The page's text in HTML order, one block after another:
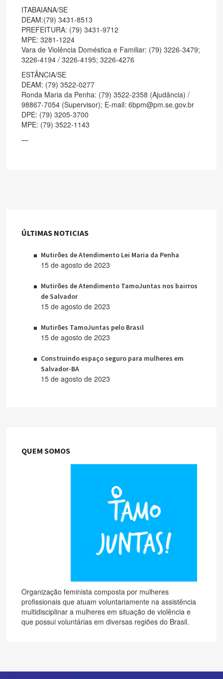
ITABAIANA/SE
DEAM:(79) 3431-8513
PREFEITURA: (79) 3431-9712
MPE: 3281-1224
Vara de Violência Doméstica e Familiar: (79) 3226-3479;
3226-4194 / 3226-4195; 3226-4276
ESTÂNCIA/SE
DEAM: (79) 3522-0277
Ronda Maria da Penha: (79) 3522-2358 (Ajudância) /
98867-7054 (Supervisor); E-mail: 6bpm@pm.se.gov.br
DPE: (79) 3205-3700
MPE: (79) 3522-1143
—
ÚLTIMAS NOTICIAS
Mutirões de Atendimento Lei Maria da Penha
15 de agosto de 2023
Mutirões de Atendimento TamoJuntas nos bairros
de Salvador
15 de agosto de 2023
Mutirões TamoJuntas pelo Brasil
15 de agosto de 2023
Construindo espaço seguro para mulheres em
Salvador-BA
15 de agosto de 2023
QUEM SOMOS
Organização feminista composta por mulheres
profissionais que atuam voluntariamente na assistência
multidisciplinar a mulheres em situação de violência e
que possui voluntárias em diversas regiões do Brasil.